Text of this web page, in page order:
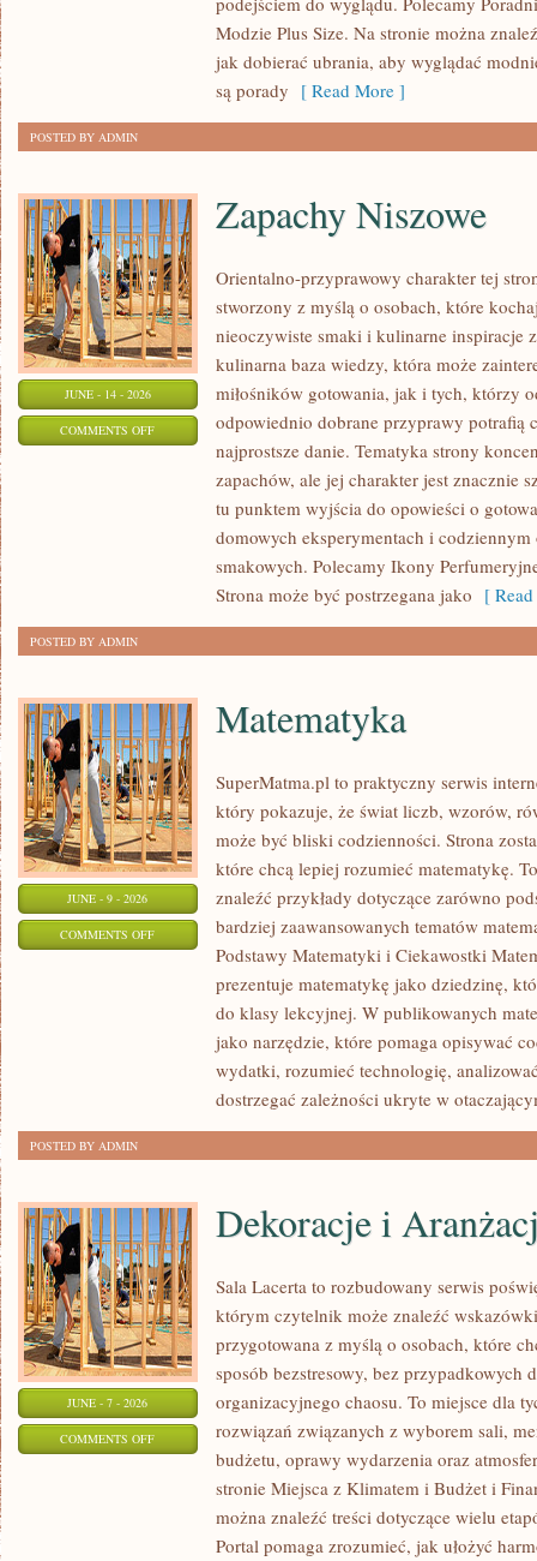
Modzie Plus Size. Na stronie można
jak dobierać ubrania, aby wyglądać
są porady [ Read More ]
POSTED BY ADMIN
JUNE - 14 - 2026
COMMENTS OFFON
Zapachy Niszowe
Orientalno-przyprawowy charakter tej
stworzony z myślą o osobach, które
nieoczywiste smaki i kulinarne inspiracje
kulinarna baza wiedzy, która może
miłośników gotowania, jak i tych, którzy
odpowiednio dobrane przyprawy potrafią
najprostsze danie. Tematyka strony
zapachów, ale jej charakter jest znacznie
tu punktem wyjścia do opowieści o
domowych eksperymentach i
smakowych. Polecamy Ikony
Strona może być postrzegana jako [
POSTED BY ADMIN
JUNE - 9 - 2026
COMMENTS OFFON
MATEMATYKA
Matematyka
SuperMatma.pl to praktyczny serwis
który pokazuje, że świat liczb, wzorów,
może być bliski codzienności. Strona
które chcą lepiej rozumieć matematykę.
znaleźć przykłady dotyczące zarówno
bardziej zaawansowanych tematów
Podstawy Matematyki i Ciekawostki
prezentuje matematykę jako dziedzinę,
do klasy lekcyjnej. W publikowanych
jako narzędzie, które pomaga opisywać
wydatki, rozumieć technologię,
dostrzegać zależności ukryte w
POSTED BY ADMIN
JUNE - 7 - 2026
COMMENTS OFFON
DEKORACJE
ARANŻACJE
Dekoracje i
Sala Lacerta to rozbudowany serwis
którym czytelnik może znaleźć
przygotowana z myślą o osobach, które
sposób bezstresowy, bez przypadkowych
organizacyjnego chaosu. To miejsce dla
rozwiązań związanych z wyborem sali,
budżetu, oprawy wydarzenia oraz
stronie Miejsca z Klimatem i Budżet i
można znaleźć treści dotyczące wielu
Portal pomaga zrozumieć, jak ułożyć